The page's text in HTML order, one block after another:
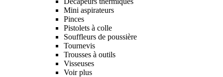
Mini aspirateurs
Pinces
Pistolets à colle
Souffleurs de poussière
Tournevis
Trousses à outils
Visseuses
Voir plus